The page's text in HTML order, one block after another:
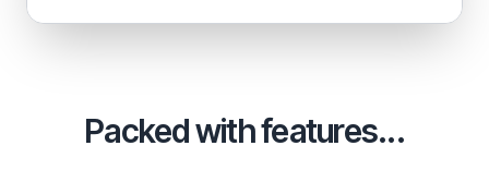
Packed with features...